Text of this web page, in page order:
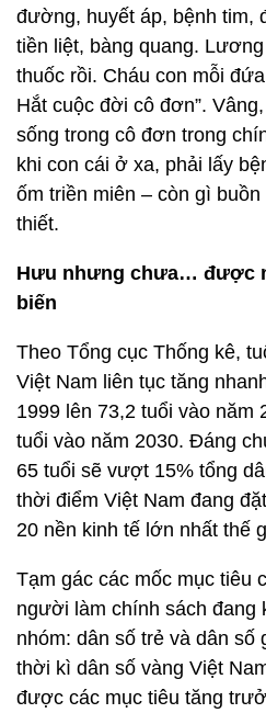
đường, huyết áp, bệnh tim,
tiền liệt, bàng quang.
thuốc rồi. Cháu con mỗi
Hắt cuộc đời cô đơn”.
sống trong cô đơn trong
khi con cái ở xa, phải lấy
ốm triền miên – còn gì
thiết.
Hưu nhưng chưa… được
biến
Theo Tổng cục Thống kê,
Việt Nam liên tục tăng
1999 lên 73,2 tuổi vào năm
tuổi vào năm 2030. Đáng
65 tuổi sẽ vượt 15% tổng
thời điểm Việt Nam đang
20 nền kinh tế lớn nhất thế
Tạm gác các mốc mục tiêu
người làm chính sách đang
nhóm: dân số trẻ và dân số
thời kì dân số vàng Việt
được các mục tiêu tăng